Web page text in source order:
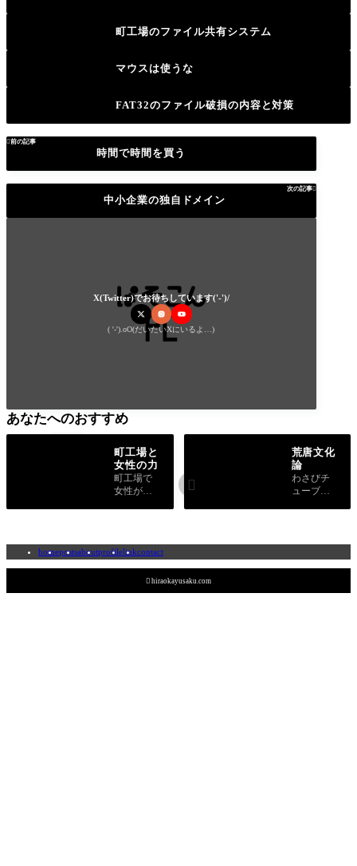
町工場のファイル共有システム
マウスは使うな
FAT32のファイル破損の内容と対策
前の記事
時間で時間を買う
次の記事
中小企業の独自ドメイン
X(Twitter)でお待ちしています('-')/
( '-').oO(だいたいXにいるよ…)
あなたへのおすすめ
町工場と
女性の力
町工場で
女性が活
国や中小
企業が抱
えている
問題につ
いて書き
荒唐文化
論
わさびチ
ューブと
論につい
した。

homepostsaboutprofilelinkcontact
 hiraokayusaku.com